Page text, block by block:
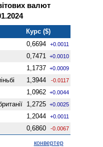
валют
Курс ($)
0,6694 +0.0011
0,7471 +0.0010
1,1737 +0.0009
1,3944 -0.0117
1,0962 +0.0044
1,2725 +0.0025
1,2044 +0.0011
0,6860 -0.0067
конвертер